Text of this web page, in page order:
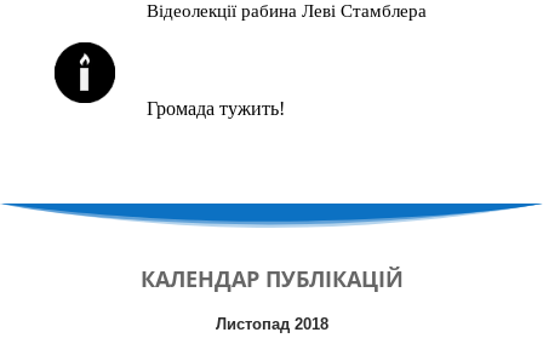
Відеолекції рабина Леві Стамблера
Громада тужить!
КАЛЕНДАР ПУБЛІКАЦІЙ
Листопад 2018